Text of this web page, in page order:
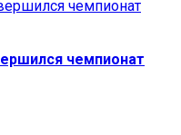
чемпионат